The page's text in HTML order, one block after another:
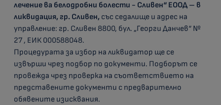
лечение ва белодробни болести - Сливен“ ЕООД – в
ликвидация, гр. Сливен, със седалище и адрес на
управление: гр. Сливен 8800, бул. „Георги Данчев“ №
27 , ЕИК 000588048.
Процедурата за избор на ликвидатор ще се
извърши чрез подбор по документи. Подборът се
провежда чрез проверка на съответствието на
представените документи с предварително
обявените изисквания.